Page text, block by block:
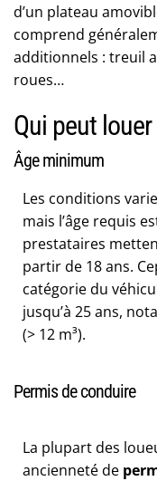
d’un plateau
comprend
additionnels : treuil
roues…
Qui peut
Âge minimum
Les conditions
mais l’âge requis
prestataires
partir de 18 ans.
catégorie du
jusqu’à 25 ans,
(> 12 m³).
Permis de conduire
La plupart des
ancienneté de